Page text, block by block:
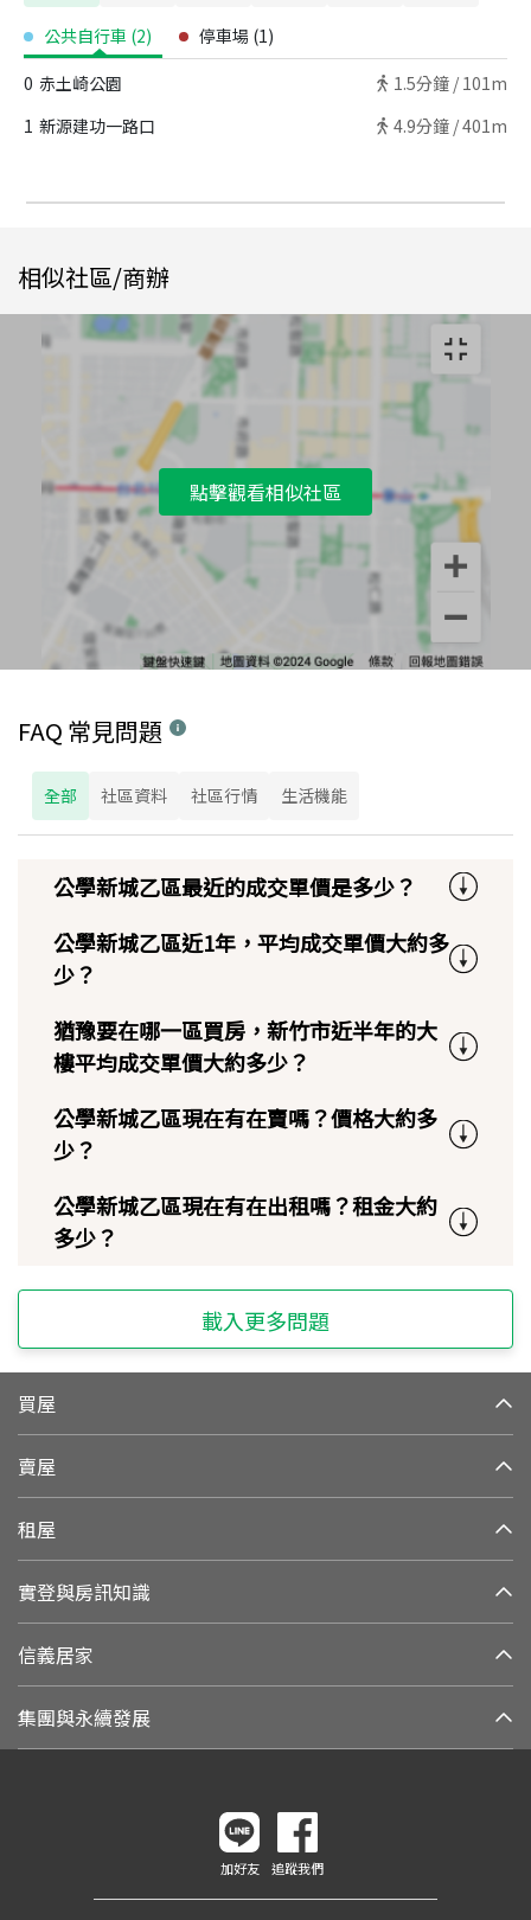
公共自行車 (2) 停車場 (1)
0 赤土崎公園 1.5分鐘 / 101m
1 新源建功一路口 4.9分鐘 /401m
相似社區/商辦
點擊觀看相似社區
FAQ 常見問題
全部 社區資料 社區行情 生活機能
公學新城乙區最近的成交單價是多少？
公學新城乙區近1年，平均成交單價大約多
少？
猶豫要在哪一區買房，新竹市近半年的大
樓平均成交單價大約多少？
公學新城乙區現在有在賣嗎？價格大約多
少？
公學新城乙區現在有在出租嗎？租金大約
多少？
載入更多問題
買屋
賣屋
租屋
實登與房訊知識
信義居家
集團與永續發展
加好友 追蹤我們